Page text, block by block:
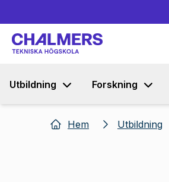
Utbildning Forskning
Hem Utbildning